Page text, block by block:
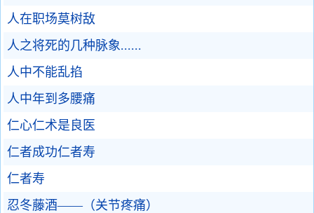
人在职场莫树敌
人之将死的几种脉象......
人中不能乱掐
人中年到多腰痛
仁心仁术是良医
仁者成功仁者寿
仁者寿
忍冬藤酒——（关节疼痛）